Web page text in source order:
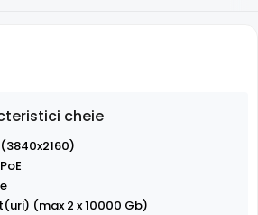
cheie
PoE
(max 2 x 10000 Gb)